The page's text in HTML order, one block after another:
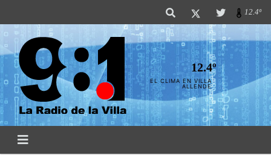
12.4º
12.4º
EL CLIMA EN VILLA
ALLENDE